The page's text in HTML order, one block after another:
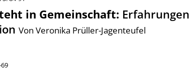
in Gemeinschaft: Erfahrungen
Von Veronika Prüller-Jagenteufel